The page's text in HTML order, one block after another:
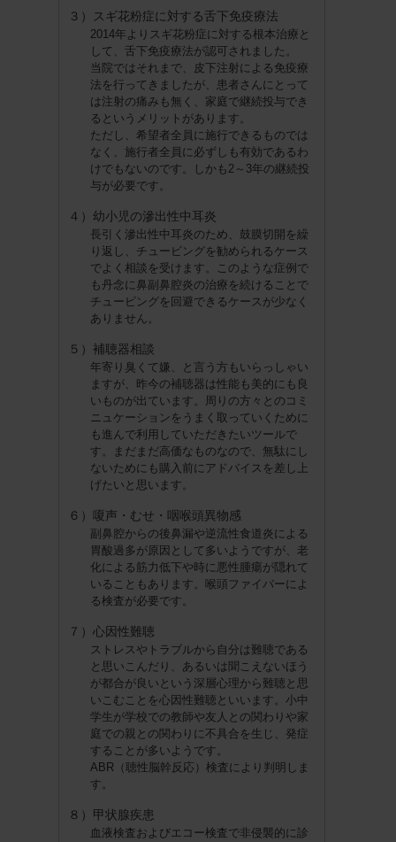
３）スギ花粉症に対する舌下免疫療法
2014年よりスギ花粉症に対する根本治療と
して、舌下免疫療法が認可されました。
当院ではそれまで、皮下注射による免疫療
法を行ってきましたが、患者さんにとって
は注射の痛みも無く、家庭で継続投与でき
るというメリットがあります。
ただし、希望者全員に施行できるものでは
なく、施行者全員に必ずしも有効であるわ
けでもないのです。しかも2～3年の継続投
与が必要です。
４）幼小児の滲出性中耳炎
長引く滲出性中耳炎のため、鼓膜切開を繰
り返し、チュービングを勧められるケース
でよく相談を受けます。このような症例で
も丹念に鼻副鼻腔炎の治療を続けることで
チュービングを回避できるケースが少なく
ありません。
５）補聴器相談
年寄り臭くて嫌、と言う方もいらっしゃい
ますが、昨今の補聴器は性能も美的にも良
いものが出ています。周りの方々とのコミ
ニュケーションをうまく取っていくために
も進んで利用していただきたいツールで
す。まだまだ高価なものなので、無駄にし
ないためにも購入前にアドバイスを差し上
げたいと思います。
６）嗄声・むせ・咽喉頭異物感
副鼻腔からの後鼻漏や逆流性食道炎による
胃酸過多が原因として多いようですが、老
化による筋力低下や時に悪性腫瘍が隠れて
いることもあります。喉頭ファイバーによ
る検査が必要です。
７）心因性難聴
ストレスやトラブルから自分は難聴である
と思いこんだり、あるいは聞こえないほう
が都合が良いという深層心理から難聴と思
いこむことを心因性難聴といいます。小中
学生が学校での教師や友人との関わりや家
庭での親との関わりに不具合を生じ、発症
することが多いようです。
ABR（聴性脳幹反応）検査により判明しま
す。
８）甲状腺疾患
血液検査およびエコー検査で非侵襲的に診